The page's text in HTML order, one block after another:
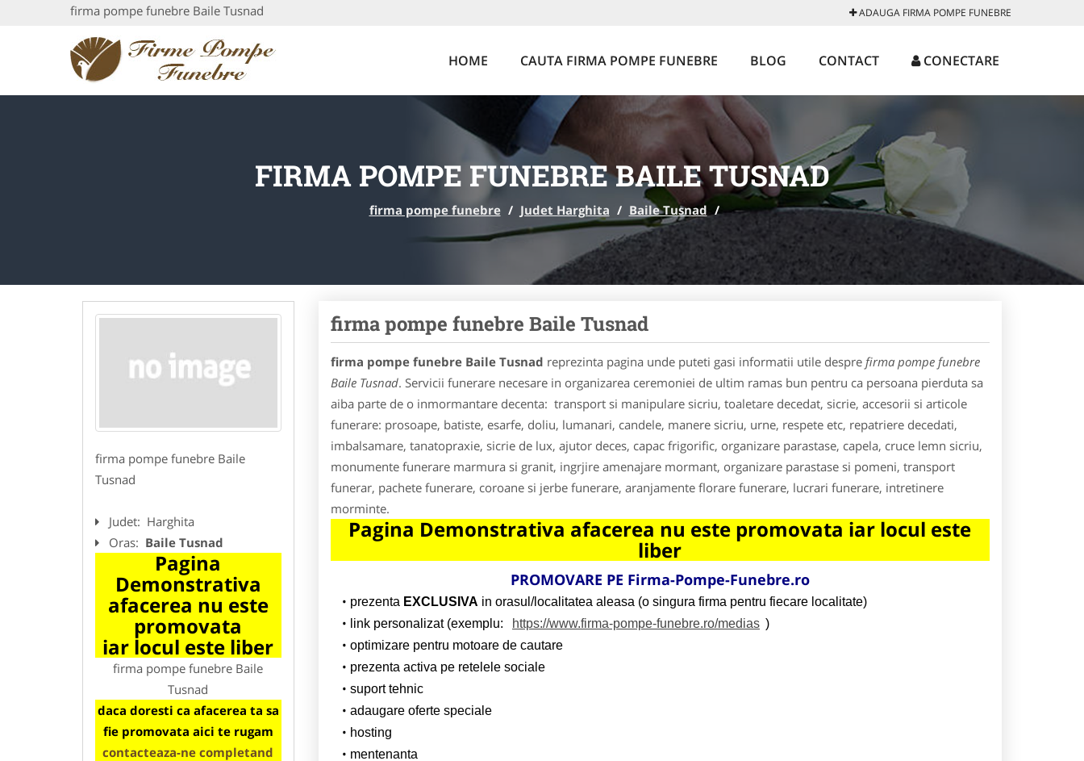
firma pompe funebre Baile Tusnad ADAUGA FIRMA POMPE FUNEBRE
HOME CAUTA FIRMA POMPE FUNEBRE BLOG CONTACT CONECTARE
FIRMA POMPE FUNEBRE BAILE TUSNAD
firma pompe funebre / Judet Harghita / Baile Tusnad /
firma pompe funebre Baile
Tusnad
Judet: Harghita
Oras: Baile Tusnad
Pagina
Demonstrativa
afacerea nu este
promovata
iar locul este liber
firma pompe funebre Baile
Tusnad
daca doresti ca afacerea ta sa
fie promovata aici te rugam
contacteaza-ne completand
firma pompe funebre Baile Tusnad
firma pompe funebre Baile Tusnad reprezinta pagina unde puteti gasi informatii utile despre firma pompe funebre
Baile Tusnad. Servicii funerare necesare in organizarea ceremoniei de ultim ramas bun pentru ca persoana pierduta sa
aiba parte de o inmormantare decenta: transport si manipulare sicriu, toaletare decedat, sicrie, accesorii si articole
funerare: prosoape, batiste, esarfe, doliu, lumanari, candele, manere sicriu, urne, respete etc, repatriere decedati,
imbalsamare, tanatopraxie, sicrie de lux, ajutor deces, capac frigorific, organizare parastase, capela, cruce lemn sicriu,
monumente funerare marmura si granit, ingrjire amenajare mormant, organizare parastase si pomeni, transport
funerar, pachete funerare, coroane si jerbe funerare, aranjamente florare funerare, lucrari funerare, intretinere
morminte.
Pagina Demonstrativa afacerea nu este promovata iar locul este
liber
PROMOVARE PE Firma-Pompe-Funebre.ro
prezenta EXCLUSIVA in orasul/localitatea aleasa (o singura firma pentru fiecare localitate)
link personalizat (exemplu:
https://www.firma-pompe-funebre.ro/medias )
optimizare pentru motoare de cautare
prezenta activa pe retelele sociale
suport tehnic
adaugare oferte speciale
hosting
mentenanta